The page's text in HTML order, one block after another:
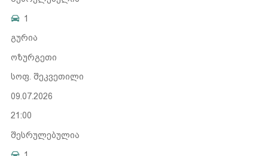
1
გურია
ოზურგეთი
სოფ. შეკვეთილი
09.07.2026
21:00
შესრულებულია